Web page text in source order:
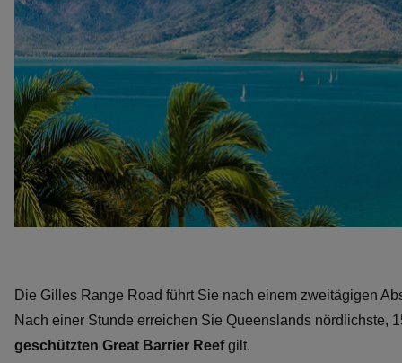
Die Gilles Range Road führt Sie nach einem zweitägigen
Nach einer Stunde erreichen Sie Queenslands nördlichste,
geschützten Great Barrier Reefgilt.